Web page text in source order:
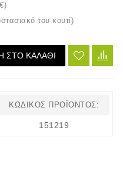
του κουτί)
ΣΤΟ ΚΑΛΆΘΙ
ΚΩΔΙΚΌΣ ΠΡΟΪΌΝΤΟΣ:
151219